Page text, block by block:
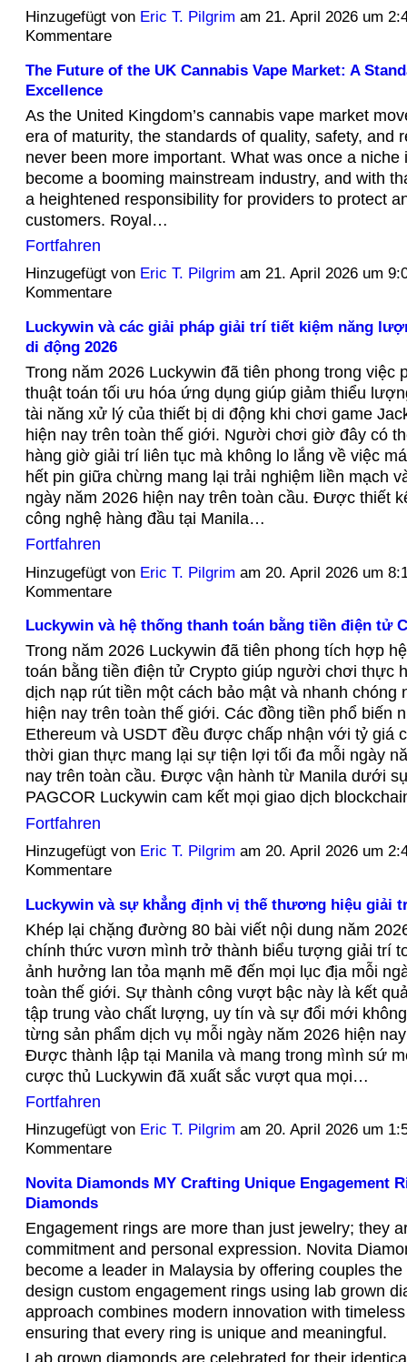
Hinzugefügt von Eric T. Pilgrim am 21. April 2026 um
Kommentare
The Future of the UK Cannabis Vape Market: A
Excellence
As the United Kingdom’s cannabis vape market
era of maturity, the standards of quality, safety, and
never been more important. What was once a niche
become a booming mainstream industry, and with
a heightened responsibility for providers to protect
customers. Royal…
Fortfahren
Hinzugefügt von Eric T. Pilgrim am 21. April 2026 um
Kommentare
Luckywin và các giải pháp giải trí tiết kiệm năng
di động 2026
Trong năm 2026 Luckywin đã tiên phong trong việc
thuật toán tối ưu hóa ứng dụng giúp giảm thiểu
tài năng xử lý của thiết bị di động khi chơi game
hiện nay trên toàn thế giới. Người chơi giờ đây có
hàng giờ giải trí liên tục mà không lo lắng về việc
hết pin giữa chừng mang lại trải nghiệm liền mạch
ngày năm 2026 hiện nay trên toàn cầu. Được thiết
công nghệ hàng đầu tại Manila…
Fortfahren
Hinzugefügt von Eric T. Pilgrim am 20. April 2026 um
Kommentare
Luckywin và hệ thống thanh toán bằng tiền điện tử
Trong năm 2026 Luckywin đã tiên phong tích hợp
toán bằng tiền điện tử Crypto giúp người chơi thực
dịch nạp rút tiền một cách bảo mật và nhanh chóng
hiện nay trên toàn thế giới. Các đồng tiền phổ biến
Ethereum và USDT đều được chấp nhận với tỷ giá
thời gian thực mang lại sự tiện lợi tối đa mỗi ngày
nay trên toàn cầu. Được vận hành từ Manila dưới
PAGCOR Luckywin cam kết mọi giao dịch
Fortfahren
Hinzugefügt von Eric T. Pilgrim am 20. April 2026 um
Kommentare
Luckywin và sự khẳng định vị thế thương hiệu giải
Khép lại chặng đường 80 bài viết nội dung năm
chính thức vươn mình trở thành biểu tượng giải trí
ảnh hưởng lan tỏa mạnh mẽ đến mọi lục địa mỗi
toàn thế giới. Sự thành công vượt bậc này là kết
tập trung vào chất lượng, uy tín và sự đổi mới
từng sản phẩm dịch vụ mỗi ngày năm 2026 hiện
Được thành lập tại Manila và mang trong mình sứ
cược thủ Luckywin đã xuất sắc vượt qua mọi…
Fortfahren
Hinzugefügt von Eric T. Pilgrim am 20. April 2026 um
Kommentare
Novita Diamonds MY Crafting Unique Engagement
Diamonds
Engagement rings are more than just jewelry; they
commitment and personal expression. Novita
become a leader in Malaysia by offering couples
design custom engagement rings using lab grown
approach combines modern innovation with
ensuring that every ring is unique and meaningful.
Lab grown diamonds are celebrated for their